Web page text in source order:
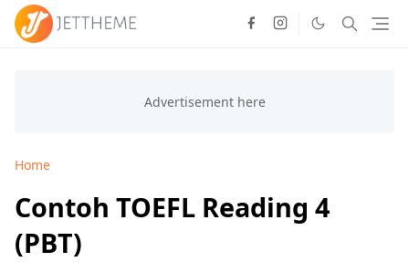
Home
Contoh TOEFL Reading 4
(PBT)